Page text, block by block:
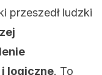
przeszedł ludzki
logiczne. To